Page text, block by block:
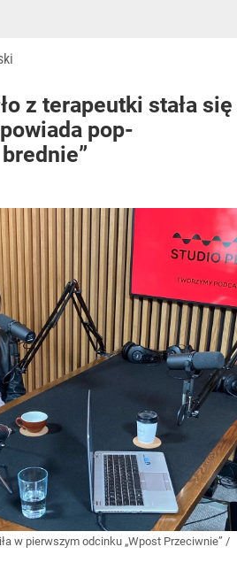
z terapeutki stała się
pop-
w pierwszym odcinku „Wpost Przeciwnie” /